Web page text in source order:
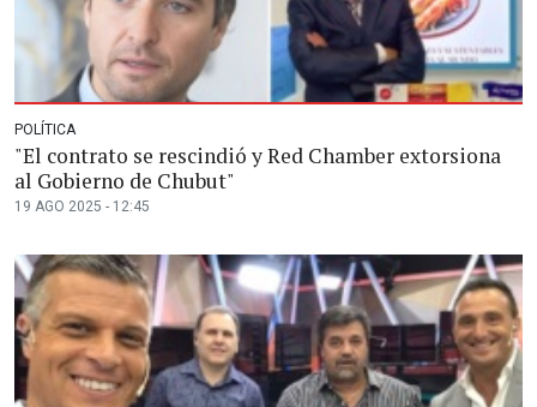
POLÍTICA
"El contrato se rescindió y Red Chamber extorsiona
al Gobierno de Chubut"
19 AGO 2025 - 12:45